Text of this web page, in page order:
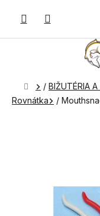
Domov
/ BIŽUTÉRIA A
Rovnátka
/